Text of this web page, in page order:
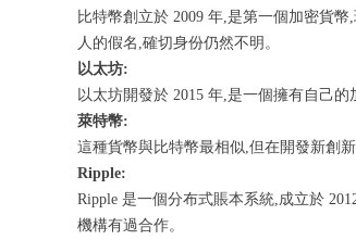
比特幣創立於 2009 年,是第一個加密貨
人的假名,確切身份仍然不明。
以太坊:
以太坊開發於 2015 年,是一個擁有自己
萊特幣:
這種貨幣與比特幣最相似,但在開發新創
Ripple:
Ripple 是一個分布式賬本系統,成立於
機構有過合作。